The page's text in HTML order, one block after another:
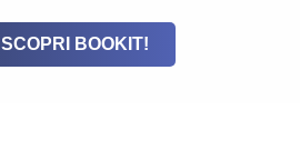
SCOPRI BOOKIT!